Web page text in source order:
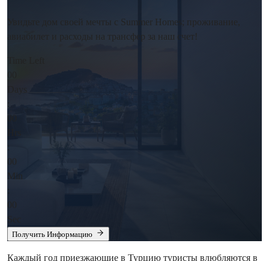
Увидьте дом своей мечты с Summer Homes; проживание,
авиабилет и расходы на трансфер за наш счет!
00
:
00
Min
:
00
Получить Информацию
Каждый год приезжающие в Турцию туристы влюбляются в